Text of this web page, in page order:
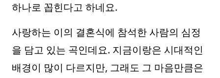
하나로 꼽힌다고 하네요.
사랑하는 이의 결혼식에 참석한 사람의 심정
을 담고 있는 곡인데요. 지금이랑은 시대적인
배경이 많이 다르지만, 그래도 그 마음만큼은